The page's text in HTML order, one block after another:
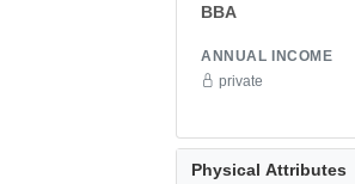
BBA
ANNUAL INCOME
private
Physical Attributes